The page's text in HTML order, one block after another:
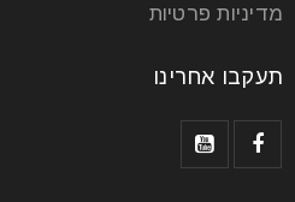
מדיניות פרטיות
תעקבו אחרינו